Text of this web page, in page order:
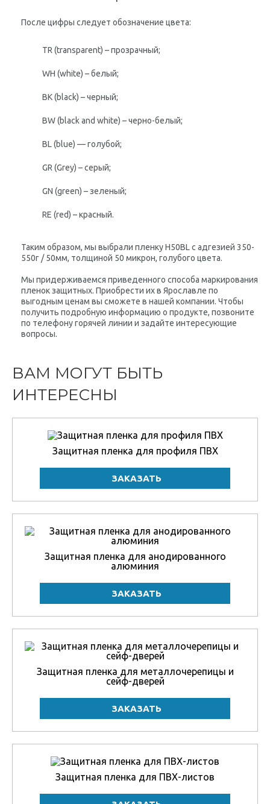
После цифры следует обозначение цвета:
TR (transparent) – прозрачный;
WH (white) – белый;
BK (black) – черный;
BW (black and white) – черно-белый;
BL (blue) — голубой;
GR (Grey) – серый;
GN (green) – зеленый;
RE (red) – красный.
Таким образом, мы выбрали пленку H50BL с адгезией 350-
550г / 50мм, толщиной 50 микрон, голубого цвета.
Мы придерживаемся приведенного способа маркирования
пленок защитных. Приобрести их в Ярославле по
выгодным ценам вы сможете в нашей компании. Чтобы
получить подробную информацию о продукте, позвоните
по телефону горячей линии и задайте интересующие
вопросы.
ВАМ МОГУТ БЫТЬ
ИНТЕРЕСНЫ
Защитная пленка для профиля ПВХ
Защитная пленка для анодированного
алюминия
Защитная пленка для металлочерепицы и
сейф-дверей
Защитная пленка для ПВХ-листов